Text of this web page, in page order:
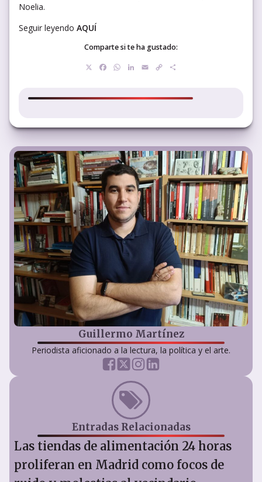
Noelia.
Seguir leyendo AQUÍ
Comparte si te ha gustado:
Facebook
WhatsApp
LinkedIn
EmailCopy
Guillermo Martínez
Periodista aficionado a la lectura, la política y el arte.
Entradas Relacionadas
Las tiendas de alimentación 24 horas
proliferan en Madrid como focos de